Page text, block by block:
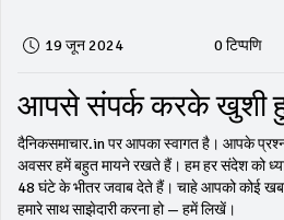
19 जून 2024 0 टिप्पणि
आपसे संपर्क करके खुशी
दैनिकसमाचार.in पर आपका स्वागत है। आपके
अवसर हमें बहुत मायने रखते हैं। हम हर संदेश को
48 घंटे के भीतर जवाब देते हैं। चाहे आपको कोई खबर
हमारे साथ साझेदारी करना हो — हमें लिखें।